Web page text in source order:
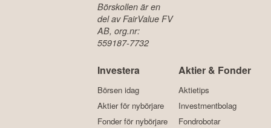
Börskollen är en
del av FairValue FV
AB, org.nr:
559187-7732
Investera
Börsen idag
Aktier för nybörjare
Fonder för nybörjare
Aktier & Fonder
Aktietips
Investmentbolag
Fondrobotar